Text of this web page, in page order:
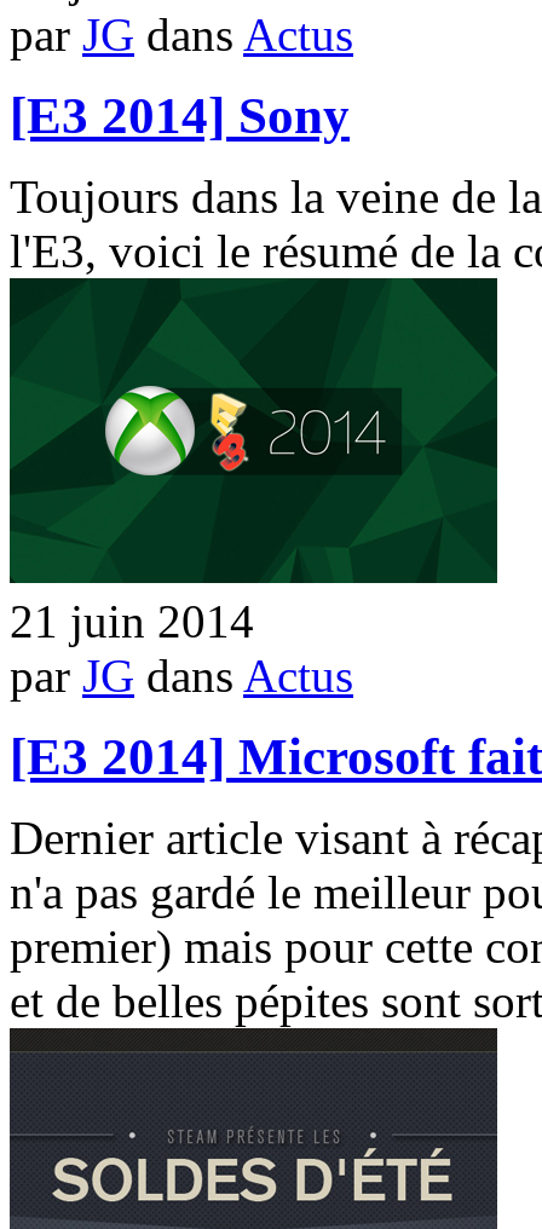
par JG dans Actus
[E3 2014] Sony
Toujours dans la veine de
l'E3, voici le résumé de la
21 juin 2014
par JG dans Actus
[E3 2014] Microsoft
Dernier article visant à
n'a pas gardé le meilleur
premier) mais pour cette
et de belles pépites sont